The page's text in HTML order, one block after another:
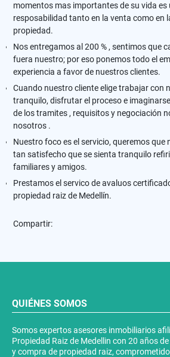
momentos mas importantes de su vida es
resposabilidad tanto en la venta como en
propiedad.
Nos entregamos al 200 % , sentimos que
fuera nuestro; por eso ponemos todo el
experiencia a favor de nuestros clientes.
Cuando nuestro cliente elige trabajar con
tranquilo, disfrutar el proceso e
de los tramites , requisitos y negociación
nosotros .
Nuestro foco es el servicio, queremos que
tan satisfecho que se sienta tranquilo
familiares y amigos.
Prestamos el servico de avaluos
propiedad raiz de Medellín.
Compartir:
QUIÉNES SOMOS
Somos expertos asesores inmobiliarios
Propiedad Raiz de Medellin con 20 años
y compra de propiedad raiz,